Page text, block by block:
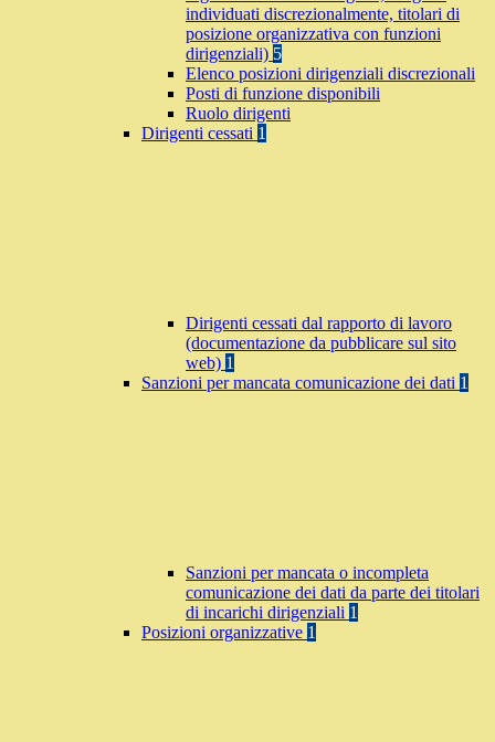
individuati discrezionalmente, titolari di
posizione organizzativa con funzioni
dirigenziali) 5
Elenco posizioni dirigenziali discrezionali
Posti di funzione disponibili
Ruolo dirigenti
Dirigenti cessati 1
Dirigenti cessati dal rapporto di lavoro
(documentazione da pubblicare sul sito
web) 1
Sanzioni per mancata comunicazione dei dati 1
Sanzioni per mancata o incompleta
comunicazione dei dati da parte dei titolari
di incarichi dirigenziali 1
Posizioni organizzative 1